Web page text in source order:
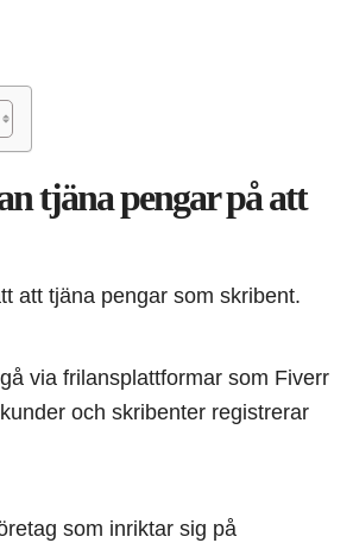
tjäna pengar på att
att tjäna pengar som skribent.
via frilansplattformar som Fiverr
och skribenter registrerar
som inriktar sig på